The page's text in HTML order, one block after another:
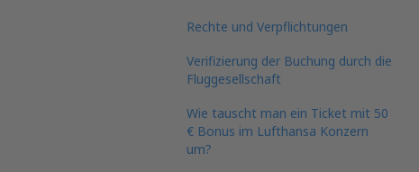
Rechte und Verpflichtungen
Verifizierung der Buchung durch die
Fluggesellschaft
Wie tauscht man ein Ticket mit 50
€ Bonus im Lufthansa Konzern
um?